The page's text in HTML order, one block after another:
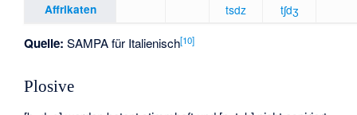
Affrikaten tsdz tʃdʒ
Quelle: SAMPA für Italienisch[10]
Plosive